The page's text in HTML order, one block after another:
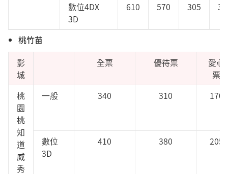
數位4DX
3D
610 570 305
桃竹苗
影
城
全票 優待票
愛心
票
桃
園
桃
知
道
威
秀
一般 340 310 170
數位
3D
410 380 205